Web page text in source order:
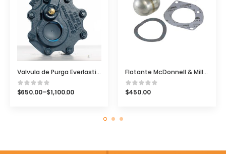
Valvula de Purga Everlasting Fig-4000A para Caldera Roscada 250#
$650.00–$1,100.00
Flotante McDonnell & Miller Para Mod. 93, 193, 94, 194 PN 345700
$450.00